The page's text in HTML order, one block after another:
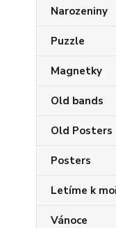
Narozeniny
Puzzle
Magnetky
Old bands
Old Posters
Posters
Letíme k
Vánoce